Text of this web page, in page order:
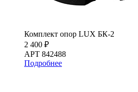
Комплект опор LUX БК-2
2 400 ₽
АРТ 842488
Подробнее